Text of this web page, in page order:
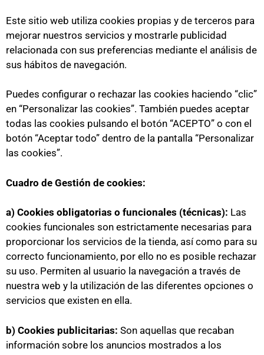
Este sitio web utiliza cookies propias y de terceros para
mejorar nuestros servicios y mostrarle publicidad
relacionada con sus preferencias mediante el análisis de
sus hábitos de navegación.
Puedes configurar o rechazar las cookies haciendo “clic”
en “Personalizar las cookies”. También puedes aceptar
todas las cookies pulsando el botón “ACEPTO” o con el
botón “Aceptar todo” dentro de la pantalla “Personalizar
las cookies”.
Cuadro de Gestión de cookies:
a) Cookies obligatorias o funcionales (técnicas): Las
cookies funcionales son estrictamente necesarias para
proporcionar los servicios de la tienda, así como para su
correcto funcionamiento, por ello no es posible rechazar
su uso. Permiten al usuario la navegación a través de
nuestra web y la utilización de las diferentes opciones o
servicios que existen en ella.
b) Cookies publicitarias: Son aquellas que recaban
información sobre los anuncios mostrados a los